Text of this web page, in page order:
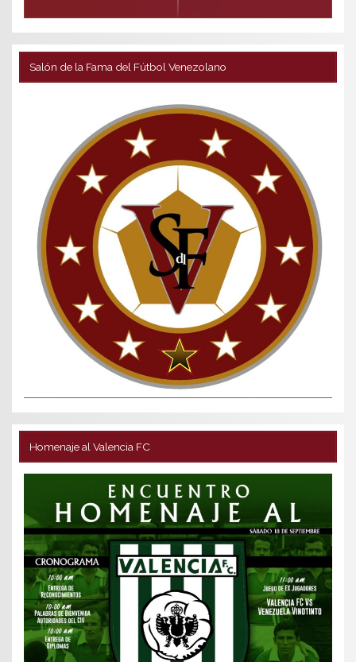
Salón de la Fama del Fútbol Venezolano
Homenaje al Valencia FC